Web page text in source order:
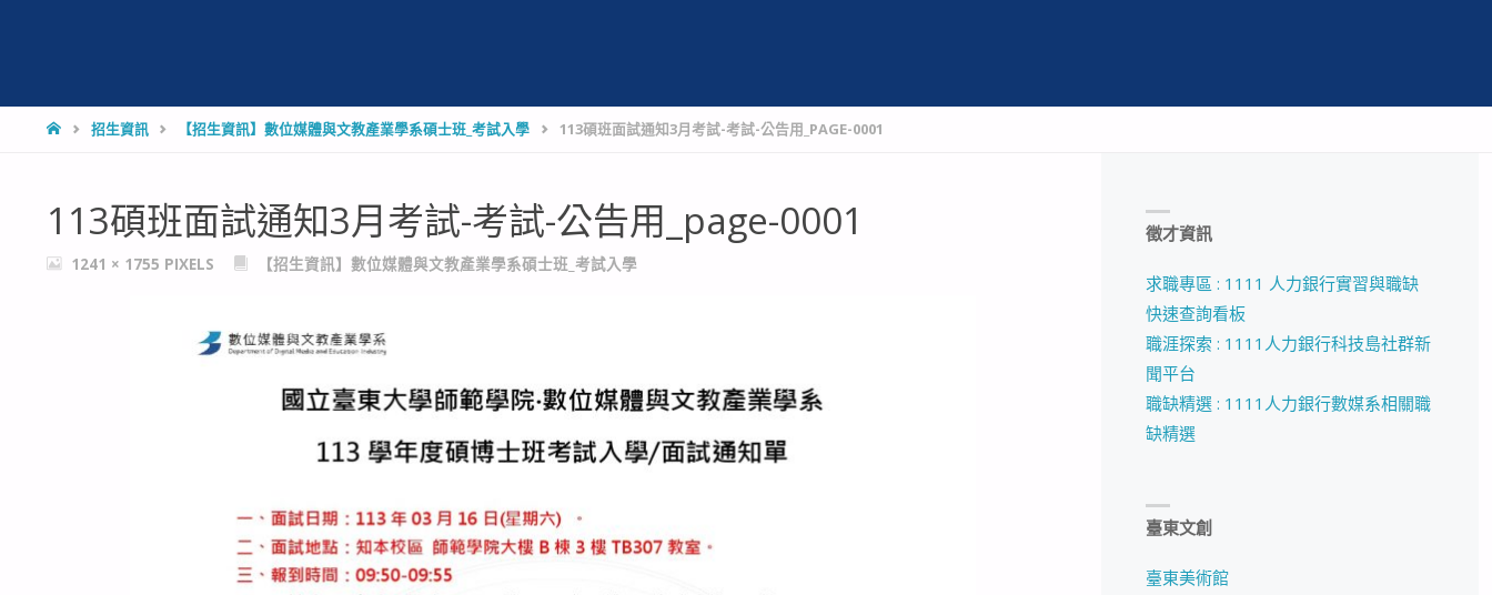
HOME招生資訊 【招生資訊】數位媒體與文教產業學系碩士班_考試入學 113碩班面試通知3月考試-考試-公告用_PAGE-0001
113碩班面試通知3月考試-考試-公告用_page-0001
FULL1241 × 1755 PIXELS 【招生資訊】數位媒體與文教產業學系碩士班_考試入學
徵才資訊
求職專區 : 1111 人力銀行實習與職缺
快速查詢看板
職涯探索 : 1111人力銀行科技島社群新
聞平台
職缺精選 : 1111人力銀行數媒系相關職
缺精選
臺東文創
臺東美術館